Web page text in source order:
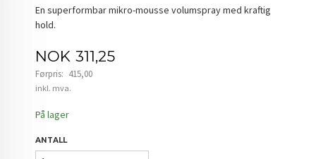
En superformbar mikro-mousse volumspray med kraftig
hold.
Tilbud
NOK 311,25
Førpris: 415,00
Rabatt
inkl. mva.
På lager
ANTALL